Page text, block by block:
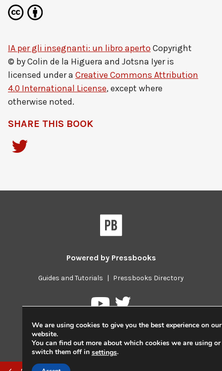
Previous/next
IA per gli insegnanti: un libro apertoCopyright
© byColin de la Higuera and Jotsna Iyeris
licensed under a Creative Commons Attribution
4.0 International License, except where
otherwise noted.
SHARE THIS BOOK
Powered by Pressbooks
Guides and Tutorials | Pressbooks Directory
Pressbooks
YouTube
Pressbooks
Twitter
We are using cookies to give you the best experience on our
website.
You can find out more about which cookies we are using or
switch them off in settings.